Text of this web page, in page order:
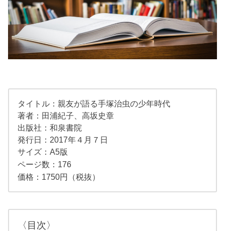
タイトル：親友が語る手塚治虫の少年時代
著者：田浦紀子、高坂史章
出版社：和泉書院
発行日：2017年４月７日
サイズ：A5版
ページ数：176
価格：1750円（税抜）
〈目次〉